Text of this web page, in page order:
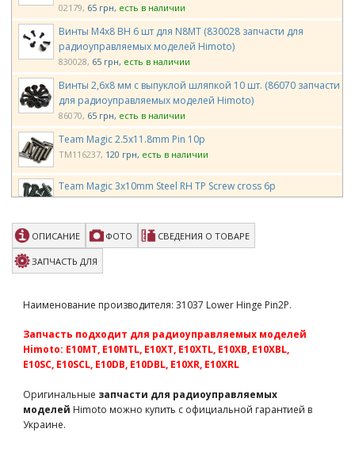
02179 65 грн есть в наличии
Винты М4х8 ВH 6 шт для N8MT (830028 запчасти для
радиоуправляемых моделей Himoto)
830028 65 грн есть в наличии
Винты 2,6х8 мм с выпуклой шляпкой 10 шт. (86070 запчасти
для радиоуправляемых моделей Himoto)
86070 65 грн есть в наличии
Team Magic 2.5x11.8mm Pin 10p
TM116237 120 грн есть в наличии
Team Magic 3x10mm Steel RH TP Screw cross 6p
TM116310RCR 53 грн есть в наличии
Team Magic 3x10mm Button Head Screw 6p
TM126310BU 95 грн есть в наличии
TM503259 150 грн есть в наличии
Team Magic E5 Upper Arm Hinge Pin 2p
Team Magic B8 ST Steel 4x68.8mm Hinge Pin 2p
ОПИСАНИЕ ФОТО СВЕДЕНИЯ О ТОВАРЕ
ЗАПЧАСТЬ ДЛЯ
Наименование производителя: 31037 Lower Hinge Pin2P.
Запчасть подходит для радиоуправляемых моделей
Himoto: E10MT, E10MTL, E10XT, E10XTL, E10XB, E10XBL,
E10SC, E10SCL, E10DB, E10DBL, E10XR, E10XRL
Оригинальные запчасти для радиоуправляемых
моделей Himoto можно купить с официальной гарантией в
Украине.